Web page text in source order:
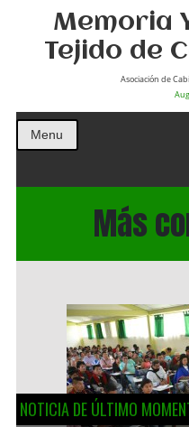
Memoria
Tejido de
Asociación de
Menu
Más
NOTICIA DE ÚLTIMO